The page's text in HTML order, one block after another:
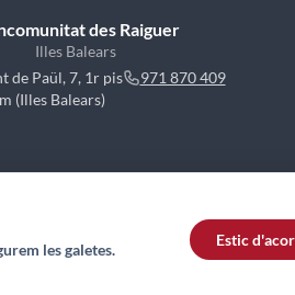
des Raiguer
Illes Balears
de Paül, 7, 1r pis
(Illes Balears)
971 870 409
les galetes.
Estic